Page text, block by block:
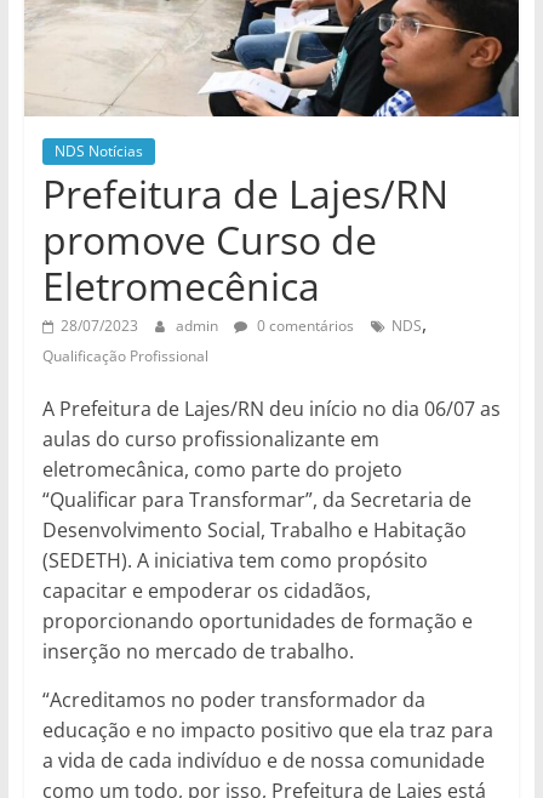
de
divulgação
do
NDS
NDS Notícias
Prefeitura de Lajes/RN
promove Curso de
Eletromecênica
28/07/2023 admin 0 comentários NDS,
Qualificação Profissional
A Prefeitura de Lajes/RN deu início no dia 06/07 as
aulas do curso profissionalizante em
eletromecânica, como parte do projeto
“Qualificar para Transformar”, da Secretaria de
Desenvolvimento Social, Trabalho e Habitação
(SEDETH). A iniciativa tem como propósito
capacitar e empoderar os cidadãos,
proporcionando oportunidades de formação e
inserção no mercado de trabalho.
“Acreditamos no poder transformador da
educação e no impacto positivo que ela traz para
a vida de cada indivíduo e de nossa comunidade
como um todo, por isso, Prefeitura de Lajes está